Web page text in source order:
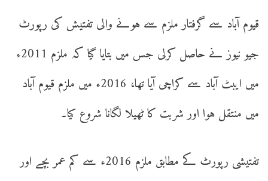
قیوم آباد سے گرفتار ملزم سے ہونے والی تفتیش کی رپورٹ
جیو نیوز نے حاصل کرلی جس میں بتایا گیا کہ ملزم 2011ء
میں ایبٹ آباد سے کراچی آیا تھا، 2016ء میں ملزم قیوم آباد
میں منتقل ہوا اور شربت کا ٹھیلا لگانا شروع کیا۔
تفتیشی رپورٹ کے مطابق ملزم 2016ء سے کم عمر بچے اور